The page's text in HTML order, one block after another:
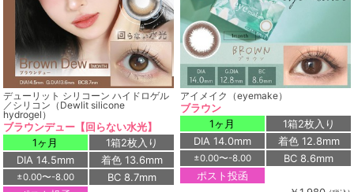
デューリット シリコーン ハイドロゲル
／シリコン（Dewlit silicone
hydrogel）
ブラウンデュー【回らない水光】
1ヶ月
1箱2枚入り
DIA 14.5mm
着色 13.6mm
±0.00〜-8.00
BC 8.7mm
アイメイク（eyemake）
ブラウン
1ヶ月
1箱2枚入り
DIA 14.0mm
着色 12.8mm
±0.00〜-8.00
BC 8.6mm
ポスト投函